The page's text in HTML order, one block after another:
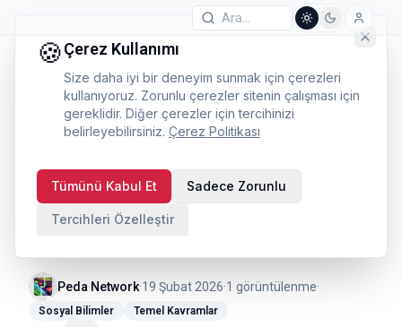
Korelasyon ve
Nedensellik: En Yaygın
Peda Network·19 Şubat 2026·1 görüntülenme·
Sosyal Bilimler Temel Kavramlar
🍪Çerez Kullanımı
Size daha iyi bir deneyim sunmak için çerezleri
kullanıyoruz. Zorunlu çerezler sitenin çalışması için
gereklidir. Diğer çerezler için tercihinizi
belirleyebilirsiniz. Çerez Politikası
Tümünü Kabul Et Sadece Zorunlu
Tercihleri Özelleştir